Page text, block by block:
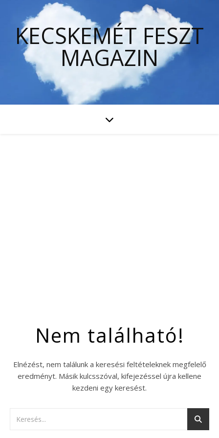
KECSKEMÉT FESZT
MAGAZIN
Nem található!
Elnézést, nem találunk a keresési feltételeknek megfelelő
eredményt. Másik kulcsszóval, kifejezéssel újra kellene
kezdeni egy keresést.